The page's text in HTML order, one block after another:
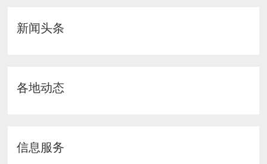
新闻头条
各地动态
信息服务